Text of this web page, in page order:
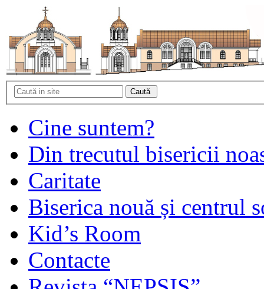
Cine suntem?
Din trecutul bisericii
Caritate
Biserica nouă și centrul
Kid’s Room
Contacte